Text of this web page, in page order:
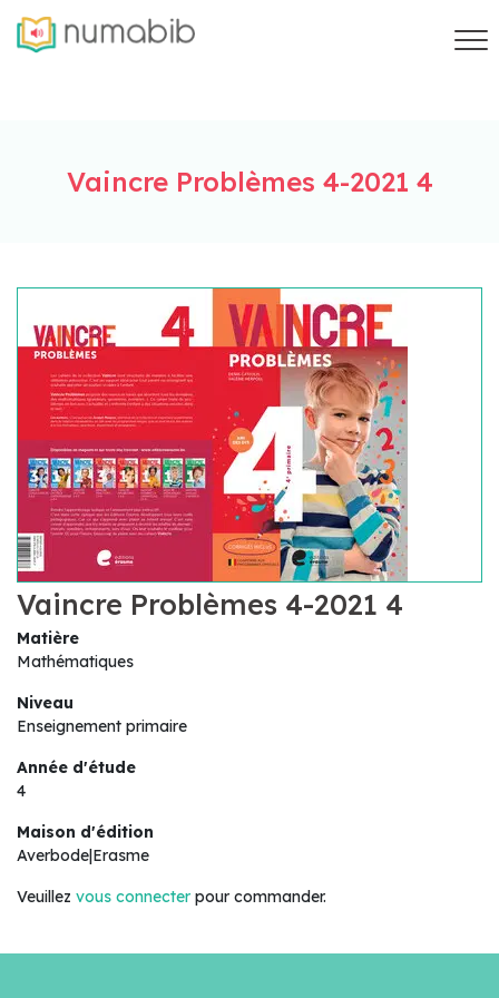
Vaincre Problèmes 4-2021 4
Vaincre Problèmes 4-2021 4
Matière
Mathématiques
Niveau
Enseignement primaire
Année d'étude
4
Maison d'édition
Averbode|Erasme
Veuillez vous connecter pour commander.